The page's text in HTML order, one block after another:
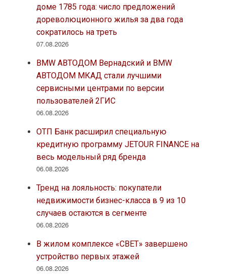
доме 1785 года: число предложений
дореволюционного жилья за два года
сократилось на треть
07.08.2026
BMW АВТОДОМ Вернадский и BMW
АВТОДОМ МКАД стали лучшими
сервисными центрами по версии
пользователей 2ГИС
06.08.2026
ОТП Банк расширил специальную
кредитную программу JETOUR FINANCE на
весь модельный ряд бренда
06.08.2026
Тренд на лояльность: покупатели
недвижимости бизнес-класса в 9 из 10
случаев остаются в сегменте
06.08.2026
В жилом комплексе «СВЕТ» завершено
устройство первых этажей
06.08.2026